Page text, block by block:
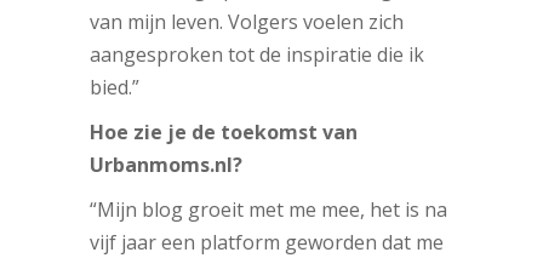
van mijn leven. Volgers voelen zich
aangesproken tot de inspiratie die ik
bied.”
Hoe zie je de toekomst van
Urbanmoms.nl?
“Mijn blog groeit met me mee, het is na
vijf jaar een platform geworden dat me